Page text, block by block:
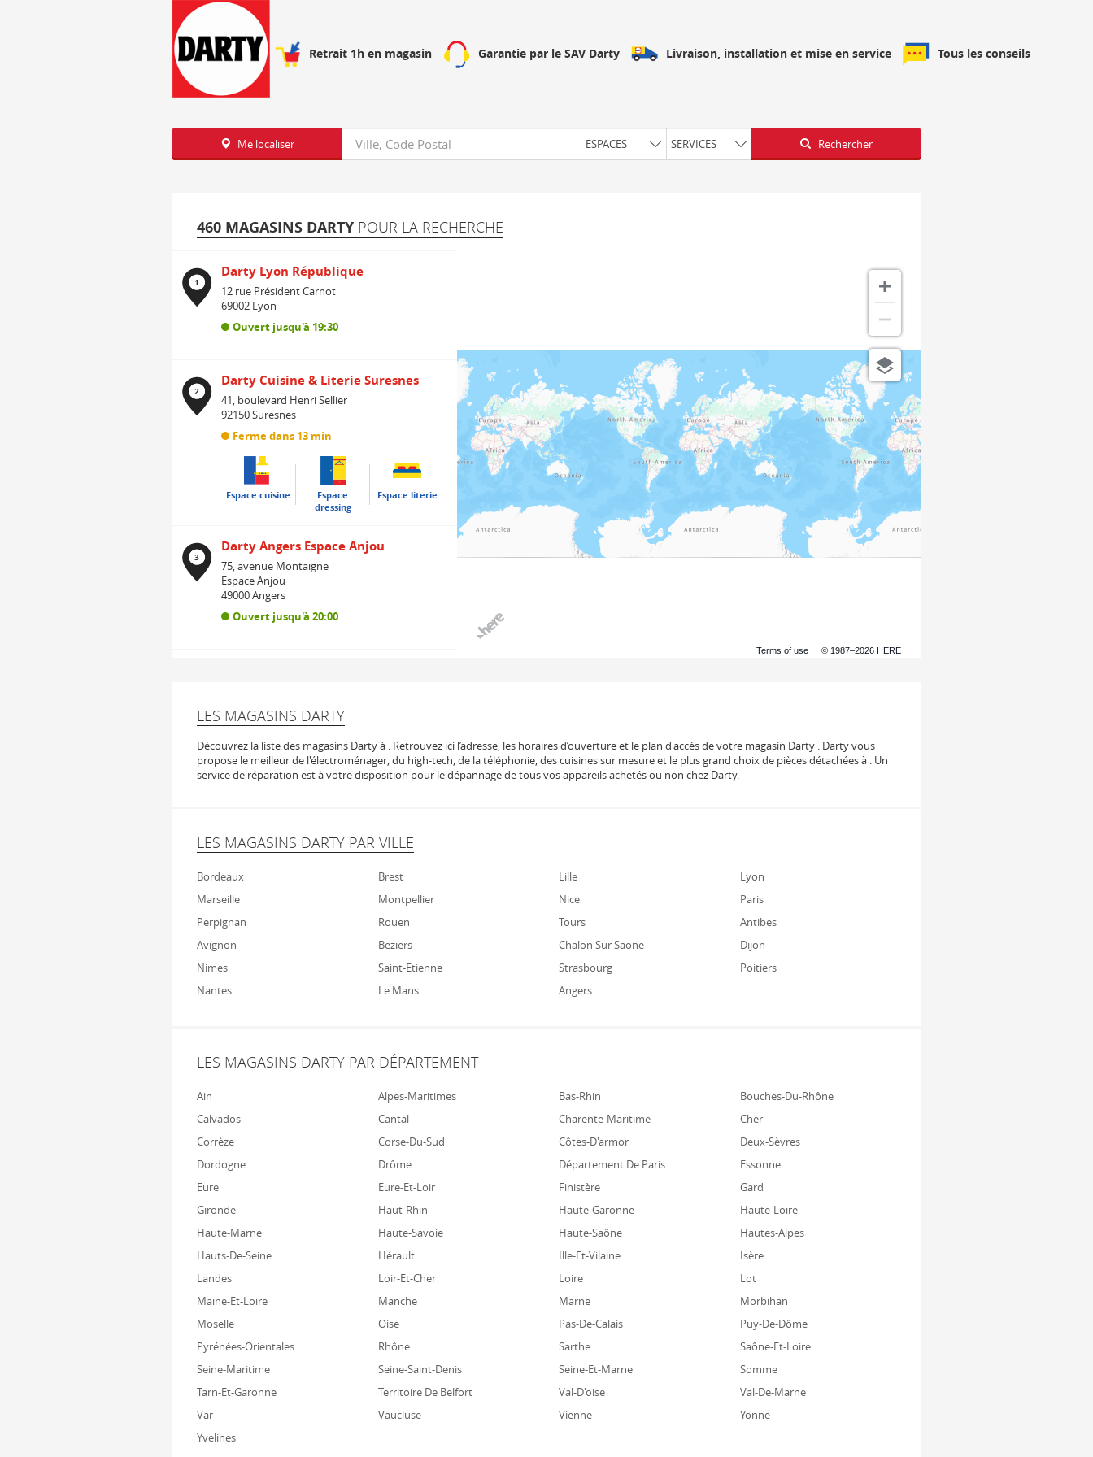
Retrait 1h en magasin Garantie par le SAV Darty Livraison, installation et mise en service Tous les conseils
Me localiser Requête ESPACES SERVICES Latitude
Longitude Rechercher
460 MAGASINS DARTY POUR LA RECHERCHE
1
Darty Lyon République
12 rue Président Carnot
69002 Lyon
Ouvert jusqu'à 19:30
2
Darty Cuisine & Literie Suresnes
41, boulevard Henri Sellier
92150Suresnes
Ferme dans 13 min
Espace cuisine
Espace
dressing
Espace literie
3
Darty Angers Espace Anjou
75, avenue Montaigne
Espace Anjou
49000Angers
Ouvert jusqu'à 20:00
80600Doullens
Ouvert jusqu'à 19:00
55700Stenay
Espace cuisine
6
11300
Darty Provins
Fermé
8
76000Rouen
Darty Cuisine Saint Maur Des Fossés
Ferme dans 13 min
Terms of use © 1987–2026 HERE
LES MAGASINS DARTY
Découvrez la liste des magasins Darty à . Retrouvez ici l’adresse, les horaires d’ouverture et le plan d'accès de votre magasin Darty . Darty vous
propose le meilleur de l'électroménager, du high-tech, de la téléphonie, des cuisines sur mesure et le plus grand choix de pièces détachées à . Un
service de réparation est à votre disposition pour le dépannage de tous vos appareils achetés ou non chez Darty.
LES MAGASINS DARTY PAR VILLE
Bordeaux Brest Lille
Lyon
Marseille
Montpellier Nice
Paris
Perpignan
Rouen Tours
Antibes
Avignon
Beziers Chalon Sur Saone
Dijon
Nimes
Saint-Etienne Strasbourg
Poitiers
Nantes
Le Mans Angers
LES MAGASINS DARTY PAR DÉPARTEMENT
Ain Alpes-Maritimes Bas-Rhin
Bouches-Du-Rhône
Calvados
Cantal Charente-Maritime
Cher
Corrèze
Corse-Du-Sud Côtes-D'armor
Deux-Sèvres
Dordogne
Drôme Département De Paris
Essonne
Eure
Eure-Et-Loir Finistère
Gard
Gironde
Haut-Rhin Haute-Garonne
Haute-Loire
Haute-Marne
Haute-Savoie Haute-Saône
Hautes-Alpes
Hauts-De-Seine
Hérault Ille-Et-Vilaine
Isère
Landes
Loir-Et-Cher Loire
Lot
Maine-Et-Loire
Manche Marne
Morbihan
Moselle
Oise Pas-De-Calais
Puy-De-Dôme
Pyrénées-Orientales
Rhône Sarthe
Saône-Et-Loire
Seine-Maritime
Seine-Saint-Denis Seine-Et-Marne
Somme
Tarn-Et-Garonne
Territoire De Belfort Val-D'oise
Val-De-Marne
Var
Vaucluse Vienne
Yonne
Yvelines